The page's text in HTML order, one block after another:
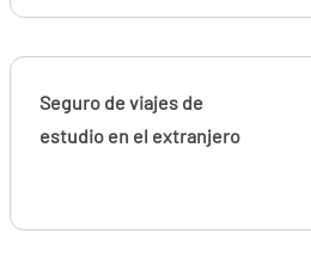
Seguro de viajes de
estudio en el extranjero